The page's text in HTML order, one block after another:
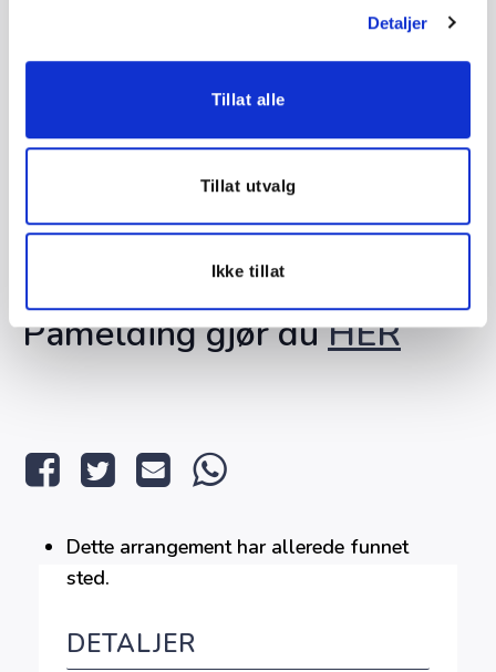
Detaljer
Tillat alle
Tillat utvalg
Ikke tillat
Norsk Fagutdanning.
Når praksisskjema er godkjent, utstedes godkjent
kompetansebevis for stillasbygging til kursdeltaker.
Oppgradering til over 9 m, én dag: Kr 1 990 ,-
Teori 2-5 m, én dag: Kr 2 295 ,- (ordinært kr 3 500 ,-)
Teori 5-9 m, to dager: Kr 4 690 ,- (ordinært kr 5 800 ,-)
Påmelding gjør duHER
Dette arrangement har allerede funnet
sted.
DETALJER